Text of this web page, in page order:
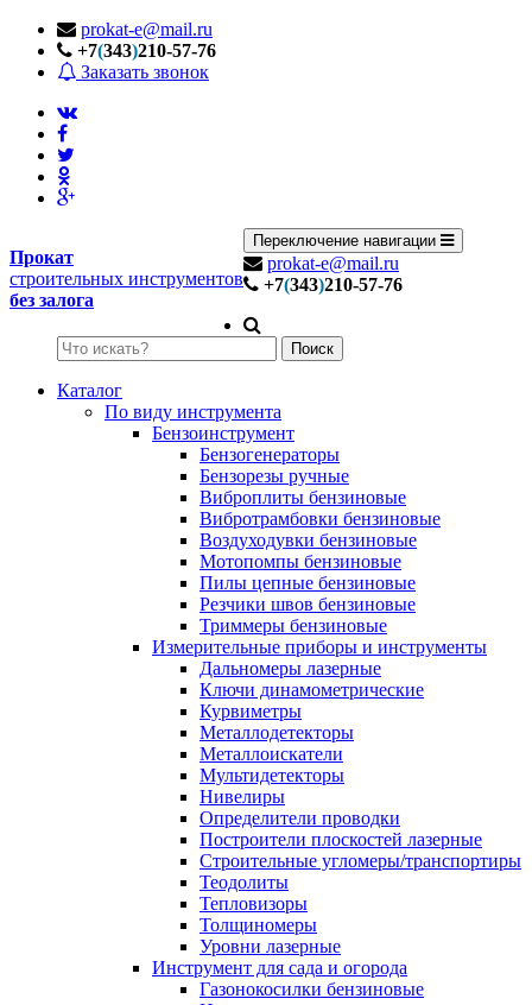
prokat-e@mail.ru
+7(343)210-57-76
Заказать звонок
Прокат
строительных инструментов
без залога
Переключение навигации
prokat-e@mail.ru
+7(343)210-57-76
Поиск
Каталог
По виду инструмента
Бензоинструмент
Бензогенераторы
Бензорезы ручные
Виброплиты бензиновые
Вибротрамбовки бензиновые
Воздуходувки бензиновые
Мотопомпы бензиновые
Пилы цепные бензиновые
Резчики швов бензиновые
Триммеры бензиновые
Измерительные приборы и инструменты
Дальномеры лазерные
Ключи динамометрические
Курвиметры
Металлодетекторы
Металлоискатели
Мультидетекторы
Нивелиры
Определители проводки
Построители плоскостей лазерные
Строительные угломеры/транспортиры
Теодолиты
Тепловизоры
Толщиномеры
Уровни лазерные
Инструмент для сада и огорода
Газонокосилки бензиновые